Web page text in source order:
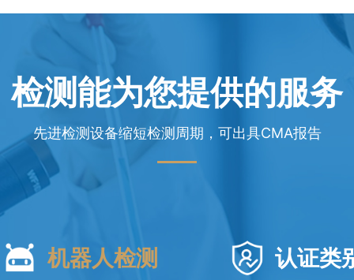
检测能为您提供的服务
先进检测设备缩短检测周期，可出具CMA报告
机器人检测 认证类